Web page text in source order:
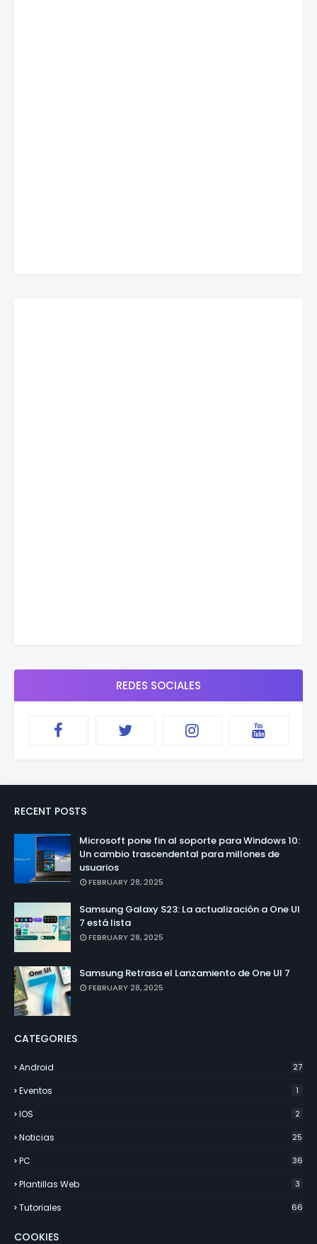
REDES SOCIALES
RECENT POSTS
Microsoft pone fin al soporte para Windows 10:
Un cambio trascendental para millones de
usuarios
FEBRUARY 28, 2025
Samsung Galaxy S23: La actualización a One UI
7 está lista
FEBRUARY 28, 2025
Samsung Retrasa el Lanzamiento de One UI 7
FEBRUARY 28, 2025
CATEGORIES
Android 27
Eventos 1
IOS 2
Noticias 25
PC 36
Plantillas Web 3
Tutoriales 66
COOKIES